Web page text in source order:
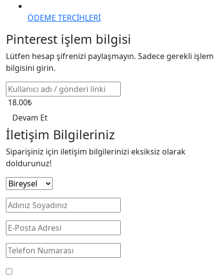
ÖDEME TERCİHLERİ
Pinterest işlem bilgisi
Lütfen hesap şifrenizi paylaşmayın. Sadece gerekli işlem
bilgisini girin.
18.00₺
Devam Et
İletişim Bilgileriniz
Siparişiniz için iletişim bilgilerinizi eksiksiz olarak
doldurunuz!